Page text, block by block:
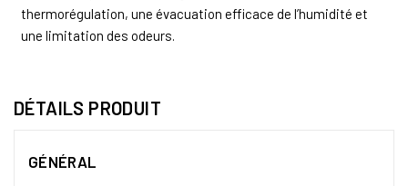
thermorégulation, une évacuation efficace de l’humidité et
une limitation des odeurs.
DÉTAILS PRODUIT
GÉNÉRAL